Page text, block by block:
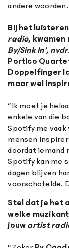
andere woorden.
Bij het
radio, kwamen
By/Sink In’,
Portico
Doppelfinger
maar wel
“Ik moet je
enkele van die
Spotify me
mensen
doordat iemand
Spotify kan me
dagen blijven
voorschotelde.
Stel dat je het
welke
jouw artist